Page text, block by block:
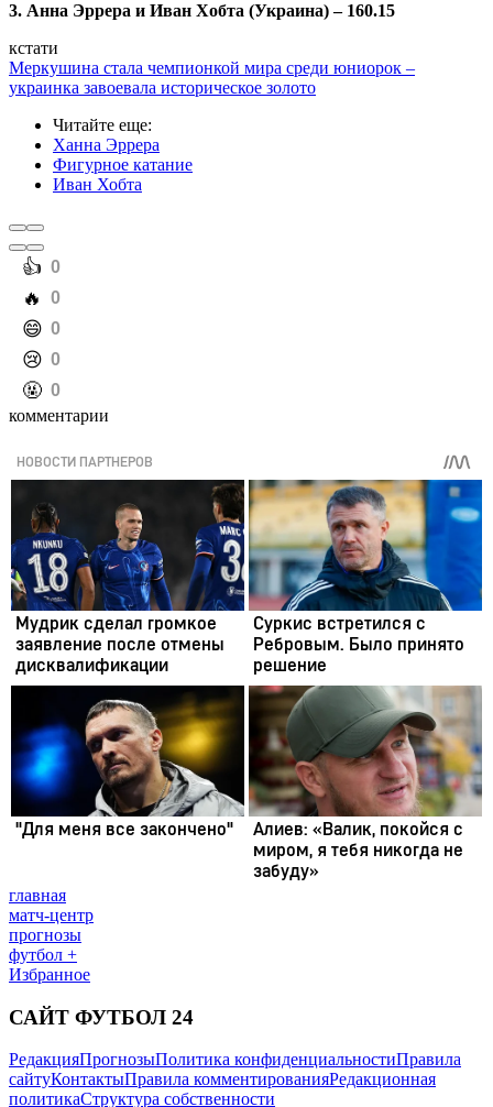
3. Анна Эррера и Иван Хобта (Украина) – 160.15
кстати
Меркушина стала чемпионкой мира среди юниорок –
украинка завоевала историческое золото
Читайте еще:
Ханна Эррера
Фигурное катание
Иван Хобта
️👍 0
️🔥 0
️😄 0
️😢 0
️🤬 0
комментарии
главная
матч-центр
прогнозы
футбол +
Избранное
САЙТ ФУТБОЛ 24
РедакцияПрогнозыПолитика конфиденциальностиПравила
сайтуКонтактыПравила комментированияРедакционная
политикаСтруктура собственности